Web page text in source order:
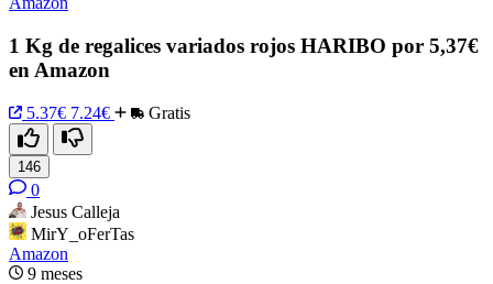
1 Kg de regalices variados rojos HARIBO por 5,37€
en Amazon
5.37€ 7.24€ Gratis
146
0
Jesus Calleja
MirY_oFerTas
Amazon
9 meses